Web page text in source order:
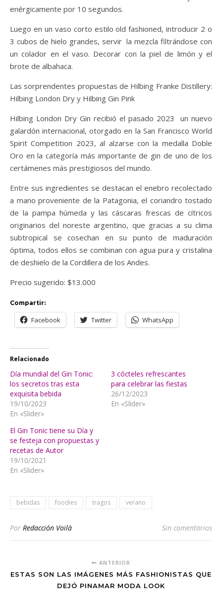
enérgicamente por 10 segundos.
Luego en un vaso corto estilo old fashioned, introducir 2 o
3 cubos de hielo grandes, servir la mezcla filtrándose con
un colador en el vaso. Decorar con la piel de limón y el
brote de albahaca.
Las sorprendentes propuestas de Hilbing Franke Distillery:
Hilbing London Dry y Hilbing Gin Pink
Hilbing London Dry Gin recibió el pasado 2023 un nuevo
galardón internacional, otorgado en la San Francisco World
Spirit Competition 2023, al alzarse con la medalla Doble
Oro en la categoría más importante de gin de uno de los
certámenes más prestigiosos del mundo.
Entre sus ingredientes se destacan el enebro recolectado
a mano proveniente de la Patagonia, el coriandro tostado
de la pampa húmeda y las cáscaras frescas de cítricos
originarios del noreste argentino, que gracias a su clima
subtropical se cosechan en su punto de maduración
óptima, todos ellos se combinan con agua pura y cristalina
de deshielo de la Cordillera de los Andes.
Precio sugerido: $13.000
Compartir:
Facebook Twitter WhatsApp
Relacionado
Día mundial del Gin Tonic:
los secretos tras esta
exquisita bebida
19/10/2023
En «Slider»
3 cócteles refrescantes
para celebrar las fiestas
26/12/2023
En «Slider»
El Gin Tonic tiene su Día y
se festeja con propuestas y
recetas de Autor
19/10/2021
En «Slider»
bebidas foodies tragos verano
Por Redacción Voilà Sin comentarios
ANTERIOR
ESTAS SON LAS IMÁGENES MÁS FASHIONISTAS QUE
DEJÓ PINAMAR MODA LOOK